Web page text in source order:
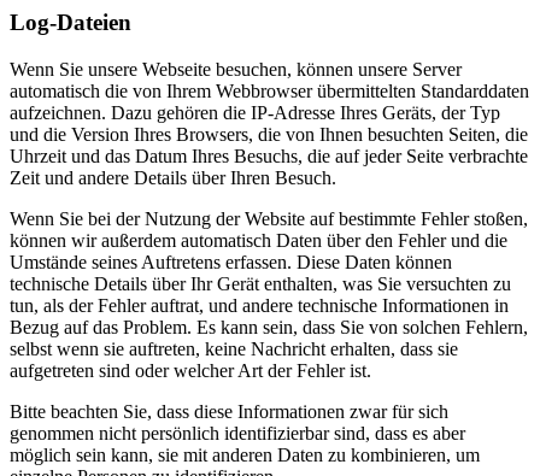
Log-Dateien
Wenn Sie unsere Webseite besuchen, können unsere Server
automatisch die von Ihrem Webbrowser übermittelten Standarddaten
aufzeichnen. Dazu gehören die IP-Adresse Ihres Geräts, der Typ
und die Version Ihres Browsers, die von Ihnen besuchten Seiten, die
Uhrzeit und das Datum Ihres Besuchs, die auf jeder Seite verbrachte
Zeit und andere Details über Ihren Besuch.
Wenn Sie bei der Nutzung der Website auf bestimmte Fehler stoßen,
können wir außerdem automatisch Daten über den Fehler und die
Umstände seines Auftretens erfassen. Diese Daten können
technische Details über Ihr Gerät enthalten, was Sie versuchten zu
tun, als der Fehler auftrat, und andere technische Informationen in
Bezug auf das Problem. Es kann sein, dass Sie von solchen Fehlern,
selbst wenn sie auftreten, keine Nachricht erhalten, dass sie
aufgetreten sind oder welcher Art der Fehler ist.
Bitte beachten Sie, dass diese Informationen zwar für sich
genommen nicht persönlich identifizierbar sind, dass es aber
möglich sein kann, sie mit anderen Daten zu kombinieren, um